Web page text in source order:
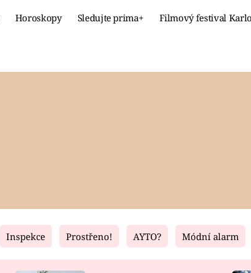
Horoskopy Sledujte prima+ Filmový festival
Fresh Living
Inspekce Prostřeno! AYTO? Módní alarm